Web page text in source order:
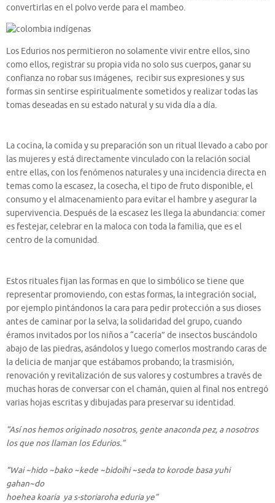
convertirlas en el polvo verde para el mambeo.
Los Edurios nos permitieron no solamente vivir entre ellos, sino
como ellos, registrar su propia vida no solo sus cuerpos, ganar su
confianza no robar sus imágenes, recibir sus expresiones y sus
formas sin sentirse espiritualmente sometidos y realizar todas las
tomas deseadas en su estado natural y su vida día a día.
La cocina, la comida y su preparación son un ritual llevado a cabo por
las mujeres y está directamente vinculado con la relación social
entre ellas, con los fenómenos naturales y una incidencia directa en
temas como la escasez, la cosecha, el tipo de fruto disponible, el
consumo y el almacenamiento para evitar el hambre y asegurar la
supervivencia. Después de la escasez les llega la abundancia: comer
es festejar, celebrar en la maloca con toda la familia, que es el
centro de la comunidad.
Estos rituales fijan las formas en que lo simbólico se tiene que
representar promoviendo, con estas formas, la integración social,
por ejemplo pintándonos la cara para pedir protección a sus dioses
antes de caminar por la selva; la solidaridad del grupo, cuando
éramos invitados por los niños a “cacería” de insectos buscándolo
abajo de las piedras, asándolos y luego comerlos mostrando caras de
la delicia de manjar que estábamos probando; la trasmisión,
renovación y revitalización de sus valores y costumbres a través de
muchas horas de conversar con el chamán, quien al final nos entregó
varias hojas escritas y dibujadas para preservar su identidad.
“Así nos hemos originado nosotros, gente anaconda pez, a nosotros
los que nos llaman los Edurios.”
“Wai ~hido ~bako ~kede ~bidoihi ~seda to korode basa yuhi
gahan~do
hoehea koaria ya s-storiaroha eduria ye”